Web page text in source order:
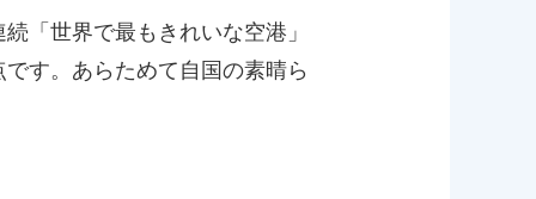
「世界で最もきれいな空港」
す。あらためて自国の素晴ら